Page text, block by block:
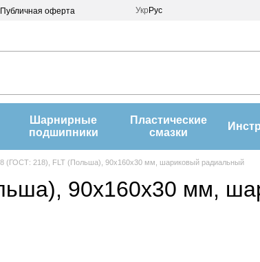
Публичная оферта Укр Рус
Шарнирные
подшипники
Пластические
смазки
(ГОСТ: 218), FLT (Польша), 90х160х30 мм, шариковый радиальный
90х160х30 мм,